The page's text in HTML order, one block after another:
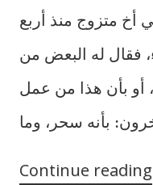
أخ متزوج منذ أربع
فقال له البعض من
أو بأن هذا من عمل
Continue reading